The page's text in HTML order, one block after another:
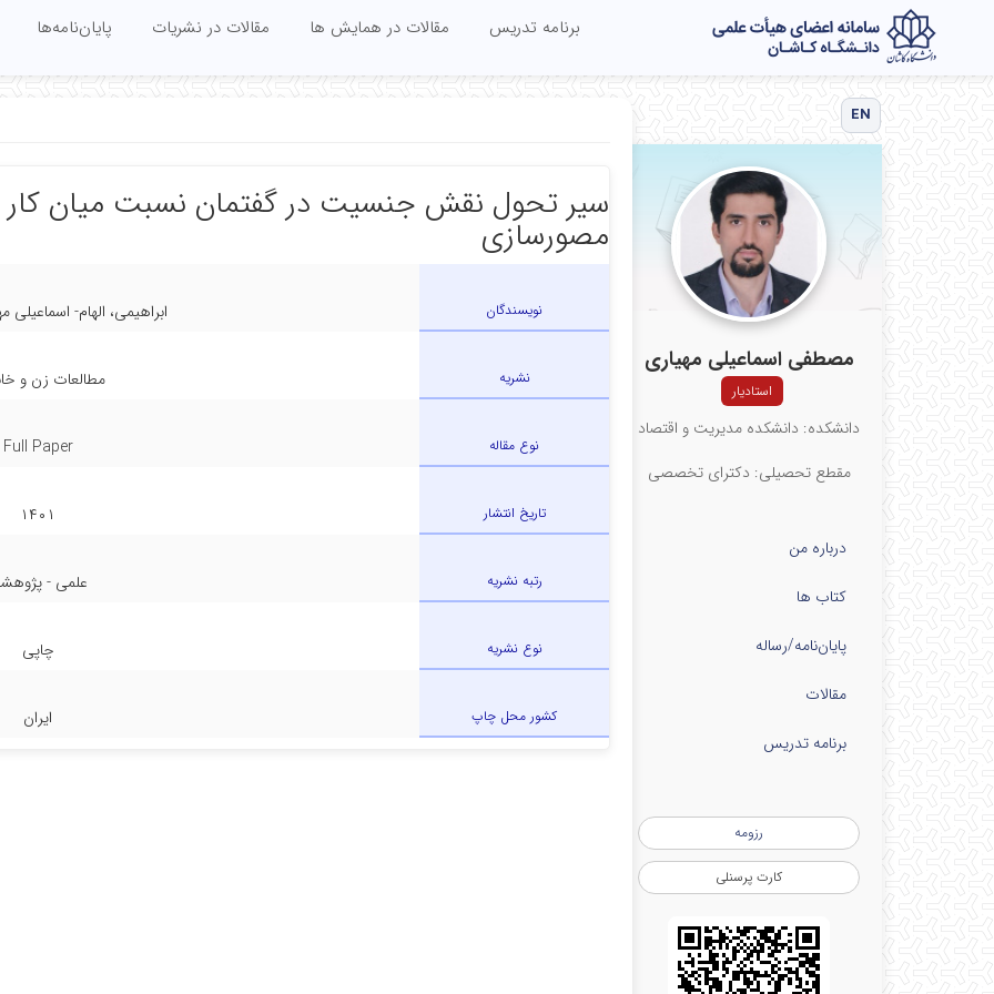
برنامه تدریس مقالات در همایش ها مقالات در نشریات پایان‌نامه‌ها
EN
مصطفی اسماعیلی مهیاری
استادیار
دانشکده: دانشکده مدیریت و اقتصاد
مقطع تحصیلی: دکترای تخصصی
درباره من
کتاب ها
پایان‌نامه‌/رساله
مقالات
برنامه تدریس
رزومه
کارت پرسنلی
سیر تحول نقش جنسیت در گفتمان نسبت میان کار
مصورسازی
نویسندگان ابراهیمی، الهام-
نشریه مطالعات زن و
نوع مقاله Full Paper
تاریخ انتشار ۱۴۰۱
رتبه نشریه علمی -
نوع نشریه چاپی
کشور محل چاپ ایران